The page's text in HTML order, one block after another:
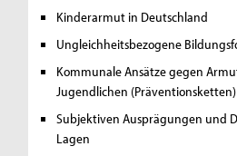
Kinderarmut in Deutschland
Ungleichheitsbezogene
Kommunale Ansätze gegen
Jugendlichen (Präventionsketten)
Subjektiven Ausprägungen und
Lagen